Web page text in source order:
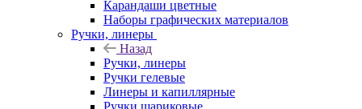
Карандаши цветные
Наборы графических материалов
Ручки, линеры
Назад
Ручки, линеры
Ручки гелевые
Линеры и капиллярные
Ручки шариковые